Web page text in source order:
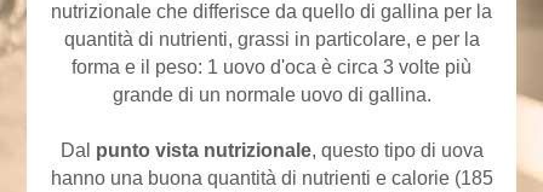
nutrizionale che differisce da quello di gallina per la
quantità di nutrienti, grassi in particolare, e per la
forma e il peso: 1 uovo d'oca è circa 3 volte più
grande di un normale uovo di gallina.
Dal punto vista nutrizionale, questo tipo di uova
hanno una buona quantità di nutrienti e calorie (185